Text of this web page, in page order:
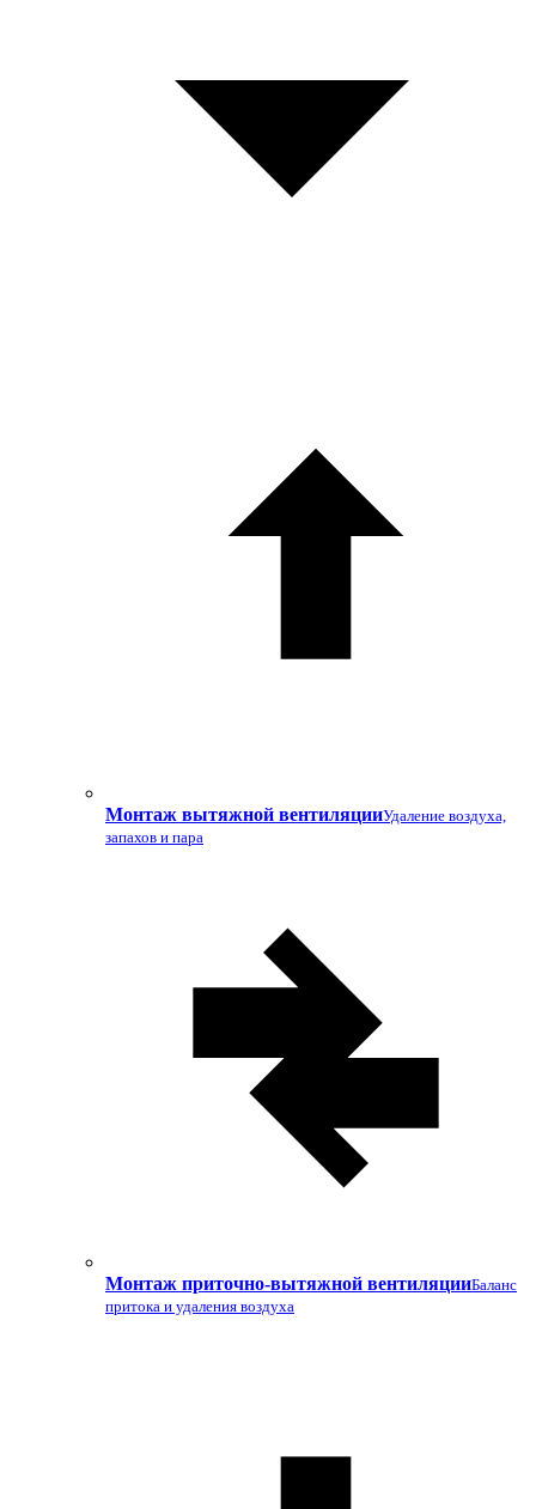
Монтаж вытяжной вентиляцииУдаление воздуха,
запахов и пара
Монтаж приточно-вытяжной вентиляцииБаланс
притока и удаления воздуха